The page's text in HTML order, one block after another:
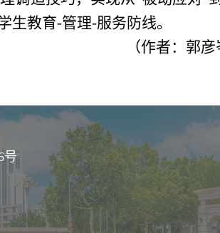
教育-管理-服务防线。
（作者：郭
号